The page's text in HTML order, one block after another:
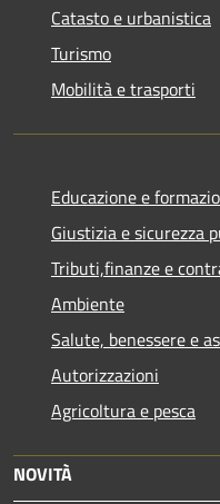
Catasto e urbanistica
Turismo
Mobilità e trasporti
Educazione e
Giustizia e sicurezza
Tributi,finanze e
Ambiente
Salute, benessere e
Autorizzazioni
Agricoltura e pesca
NOVITÀ